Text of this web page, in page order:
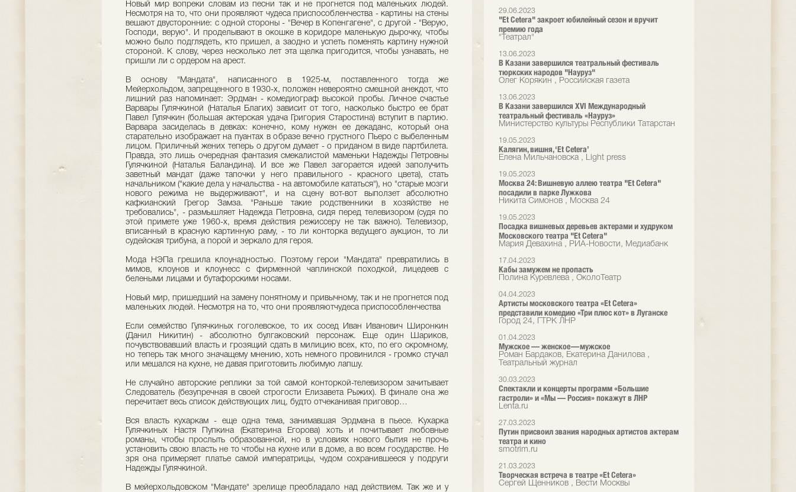
29.06.2023
"Et Cetera" закроет юбилейный сезон и вручит
премию года
"Театрал"
13.06.2023
В Казани завершился театральный фестиваль
тюркских народов "Науруз"
Олег Корякин , Российская газета
13.06.2023
В Казани завершился XVI Международный
театральный фестиваль «Науруз»
Министерство культуры Республики Татарстан
19.05.2023
Калягин, вишня, ‘Et Cetera’
Елена Мильчановска , Light press
19.05.2023
Москва 24: Вишневую аллею театра "Et Cetera"
посадили в парке Лужкова
Никита Симонов , Москва 24
19.05.2023
Посадка вишневых деревьев актерами и худруком
Московского театра "Et Cetera"
Мария Девахина , РИА-Новости, Медиабанк
17.04.2023
Кабы замужем не пропасть
Полина Куревлева , ОколоТеатр
04.04.2023
Артисты московского театра «Et Cetera»
представили комедию «Три плюс кот» в Луганске
Город 24, ГТРК ЛНР
01.04.2023
Мужское — женское — мужское
Роман Бардаков, Екатерина Данилова ,
Театральный журнал
30.03.2023
Спектакли и концерты программ «Большие
гастроли» и «Мы — Россия» покажут в ЛНР
Lenta.ru
27.03.2023
Путин присвоил звания народных артистов актерам
театра и кино
smotrim.ru
21.03.2023
Творческая встреча в театре «Et Cetera»
Сергей Щенников , Вести Москвы
Новый мир вопреки словам из песни так и не прогнется под маленьких людей.
Несмотря на то, что они проявляют чудеса приспособленчества - картины на стены
вешают двусторонние: с одной стороны - "Вечер в Копенгагене", с другой - "Верую,
Господи, верую". И проделывают в окошке в коридоре маленькую дырочку, чтобы
можно было подглядеть, кто пришел, а заодно и успеть поменять картину нужной
стороной. К слову, через несколько лет эта щелка пригодится, чтобы узнавать, не
пришли ли с ордером на арест.
В основу "Мандата", написанного в 1925-м, поставленного тогда же
Мейерхольдом, запрещенного в 1930-х, положен невероятно смешной анекдот, что
лишний раз напоминает: Эрдман - комедиограф высокой пробы. Личное счастье
Варвары Гулячкиной (Наталья Благих) зависит от того, насколько быстро ее брат
Павел Гулячкин (большая актерская удача Григория Старостина) вступит в партию.
Варвара засиделась в девках: конечно, кому нужен ее декаданс, который она
старательно изображает на пуантах в образе вечно грустного Пьеро с выбеленным
лицом. Приличный жених теперь о другом думает - о приданом в виде партбилета.
Правда, это лишь очередная фантазия смекалистой маменьки Надежды Петровны
Гулячкиной (Наталья Баландина). И все же Павел загорается идеей заполучить
заветный мандат (даже тапочки у него правильного - красного цвета), стать
начальником ("какие дела у начальства - на автомобиле кататься"), но "старые мозги
нового режима не выдерживают", и на сцену вот-вот выползет абсолютно
кафкианский Грегор Замза. "Раньше такие родственники в хозяйстве не
требовались", - размышляет Надежда Петровна, сидя перед телевизором (судя по
этой примете уже 1960-х, время действия режиссеру не так важно). Телевизор,
вписанный в красную картинную раму, - то ли конторка ведущего аукцион, то ли
судейская трибуна, а порой и зеркало для героя.
Мода НЭПа грешила клоунадностью. Поэтому герои "Мандата" превратились в
мимов, клоунов и клоунесс с фирменной чаплинской походкой, лицедеев с
белеными лицами и бутафорскими носами.
Новый мир, пришедший на замену понятному и привычному, так и не прогнется под
маленьких людей. Несмотря на то, что они проявляютчудеса приспособленчества
Если семейство Гулячкиных гоголевское, то их сосед Иван Иванович Широнкин
(Данил Никитин) - абсолютно булгаковский персонаж. Еще один Шариков,
почувствовавший власть и грозящий сдать в милицию всех, кто, по его скромному,
но теперь так много значащему мнению, хоть немного провинился - громко стучал
или мешался на кухне, не давая приготовить любимую лапшу.
Не случайно авторские реплики за той самой конторкой-телевизором зачитывает
Следователь (безупречная в своей строгости Елизавета Рыжих). В финале она же
перечитает весь список действующих лиц, будто отчеканивая приговор…
Вся власть кухаркам - еще одна тема, занимавшая Эрдмана в пьесе. Кухарка
Гулячкиных Настя Пупкина (Екатерина Егорова) хоть и почитывает любовные
романы, чтобы прослыть образованной, но в условиях нового бытия не прочь
установить свою власть не то чтобы на кухне или в доме, а во всем государстве. Не
зря она примеряет платье самой императрицы, чудом сохранившееся у подруги
Надежды Гулячкиной.
В мейерхольдовском "Мандате" зрелище преобладало над действием. Так же и у